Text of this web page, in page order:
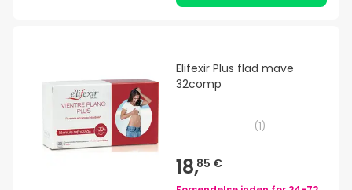
Elifexir Plus flad mave
32comp
(1)
18,85 €